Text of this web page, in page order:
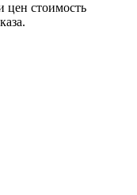
цен стоимость